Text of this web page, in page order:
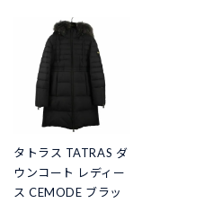
タトラス TATRAS ダ
ウンコート レディー
ス CEMODE ブラッ